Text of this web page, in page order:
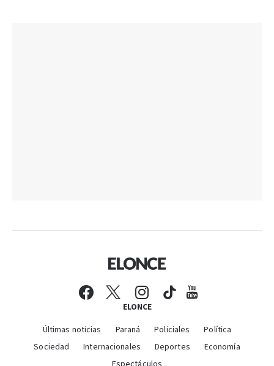
ELONCE
Últimas noticias Paraná Policiales
Política
Sociedad
Internacionales Deportes
Economía